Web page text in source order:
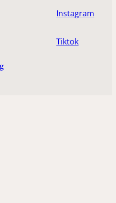
Instagram
Tiktok